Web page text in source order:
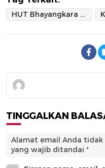
HUT Bhayangkara ke-79
TINGGALKAN
Alamat email Anda tidak
yang wajib ditandai *